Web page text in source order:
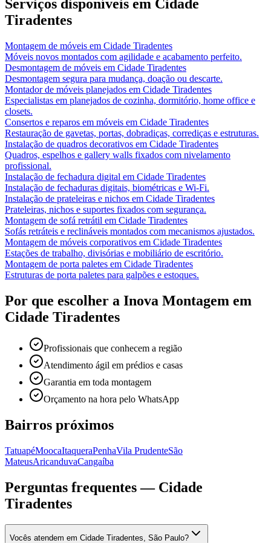
Serviços disponíveis em Cidade
Tiradentes
Montagem de móveis em Cidade Tiradentes
Móveis novos montados com agilidade e acabamento perfeito.
Desmontagem de móveis em Cidade Tiradentes
Desmontagem segura para mudança, doação ou descarte.
Montador de móveis planejados em Cidade Tiradentes
Especialistas em planejados de cozinha, dormitório, home office e
closets.
Consertos e reparos em móveis em Cidade Tiradentes
Restauração de gavetas, portas, dobradiças, corrediças e estruturas.
Instalação de quadros decorativos em Cidade Tiradentes
Quadros, espelhos e gallery walls fixados com nivelamento
profissional.
Instalação de fechadura digital em Cidade Tiradentes
Instalação de fechaduras digitais, biométricas e Wi-Fi.
Instalação de prateleiras e nichos em Cidade Tiradentes
Prateleiras, nichos e suportes fixados com segurança.
Montagem de sofá retrátil em Cidade Tiradentes
Sofás retráteis e reclináveis montados com mecanismos ajustados.
Montagem de móveis corporativos em Cidade Tiradentes
Estações de trabalho, divisórias e mobiliário de escritório.
Montagem de porta paletes em Cidade Tiradentes
Estruturas de porta paletes para galpões e estoques.
Por que escolher a Inova Montagem em
Cidade Tiradentes
Profissionais que conhecem a região
Atendimento ágil em prédios e casas
Garantia em toda montagem
Orçamento na hora pelo WhatsApp
Bairros próximos
TatuapéMoocaItaqueraPenhaVila PrudenteSão
MateusAricanduvaCangaíba
Perguntas frequentes — Cidade
Tiradentes
Vocês atendem em Cidade Tiradentes, São Paulo?